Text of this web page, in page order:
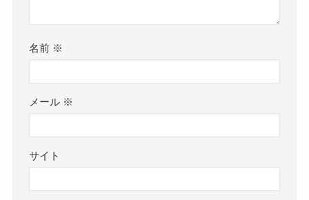
名前 ※
メール ※
サイト